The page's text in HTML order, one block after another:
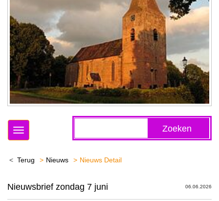
Zoeken
Toggle
Terug Nieuws Nieuws Detail
Nieuwsbrief zondag 7 juni 06.06.2026